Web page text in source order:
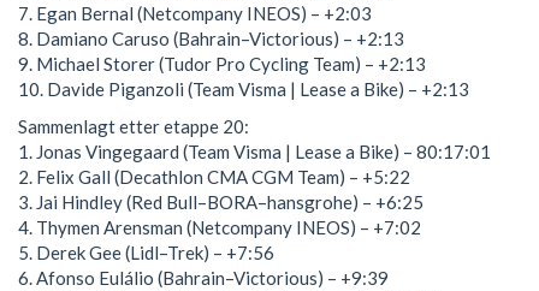
7. Egan Bernal (Netcompany INEOS) – +2:03
8. Damiano Caruso (Bahrain–Victorious) – +2:13
9. Michael Storer (Tudor Pro Cycling Team) – +2:13
10. Davide Piganzoli (Team Visma | Lease a Bike) – +2:13
Sammenlagt etter etappe 20:
1. Jonas Vingegaard (Team Visma | Lease a Bike) – 80:17:01
2. Felix Gall (Decathlon CMA CGM Team) – +5:22
3. Jai Hindley (Red Bull–BORA–hansgrohe) – +6:25
4. Thymen Arensman (Netcompany INEOS) – +7:02
5. Derek Gee (Lidl–Trek) – +7:56
6. Afonso Eulálio (Bahrain–Victorious) – +9:39